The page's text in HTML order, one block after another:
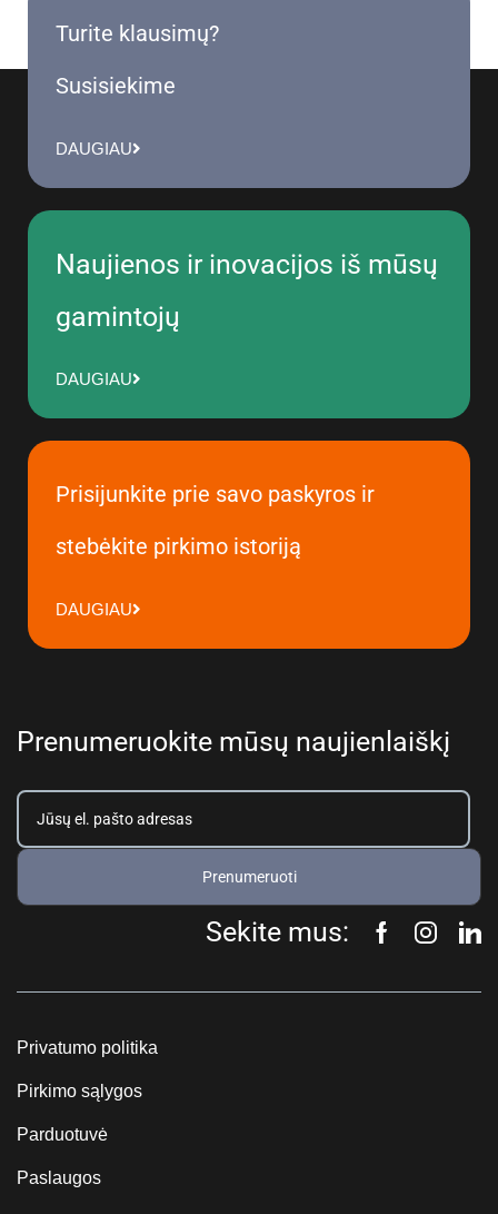
Turite klausimų?
Susisiekime
DAUGIAU
Naujienos ir inovacijos iš mūsų
gamintojų
DAUGIAU
Prisijunkite prie savo paskyros ir
stebėkite pirkimo istoriją
DAUGIAU
Prenumeruokite mūsų naujienlaiškį
Prenumeruoti
Sekite mus:
Privatumo politika
Pirkimo sąlygos
Parduotuvė
Paslaugos